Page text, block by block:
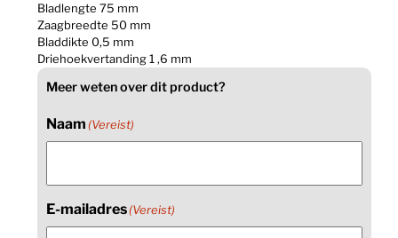
Bladlengte 75 mm
Zaagbreedte 50 mm
Bladdikte 0,5 mm
Driehoekvertanding 1 ,6 mm
Meer weten over dit product?
Naam (Vereist)
E-mailadres(Vereist)